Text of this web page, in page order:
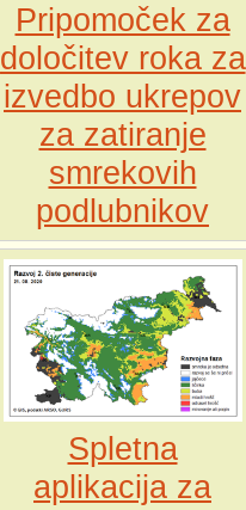
Pripomoček za
določitev roka za
izvedbo ukrepov
za zatiranje
smrekovih
podlubnikov
Spletna
aplikacija za